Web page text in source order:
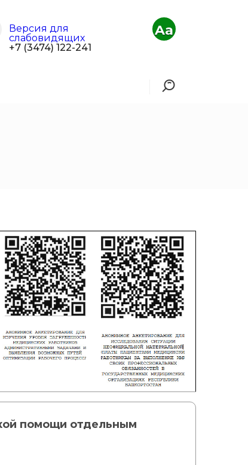
Версия для
слабовидящих
+7 (3474) 122-241
Aa
помощи отдельным